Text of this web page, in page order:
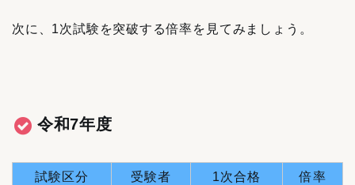
次に、1次試験を突破する倍率を見てみましょう。
令和7年度
試験区分 受験者 1次合格 倍率